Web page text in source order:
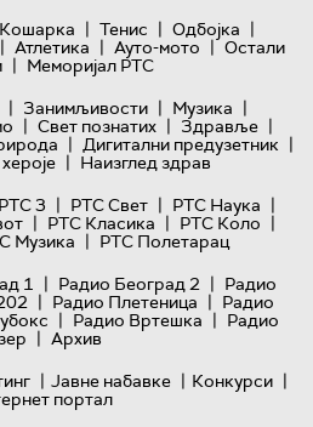
Кошарка | Тенис | Одбојка |
| Атлетика | Ауто-мото | Остали
| Меморијал РТС
| Занимљивости | Музика |
| Свет познатих | Здравље |
| Дигитални предузетник |
| Наизглед здрав
РТС 3 | РТС Свет | РТС Наука |
| РТС Класика | РТС Коло |
Музика | РТС Полетарац
1 | Радио Београд 2 | Радио
| Радио Плетеница | Радио
| Радио Вртешка | Радио
| Архив
| Јавне набавке | Конкурси |
портал